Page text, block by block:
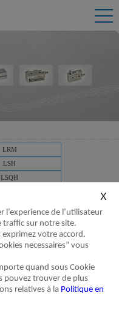
LRM
LSH
LSQH
version
Télécharger
Référence de
commande
Symbole
l’experience de l’utilisateur
traffic sur notre site.
exprimez votre accord.
necessaires” vous
quand sous Cookie
pouvez trouver de plus
relatives à la Politique en